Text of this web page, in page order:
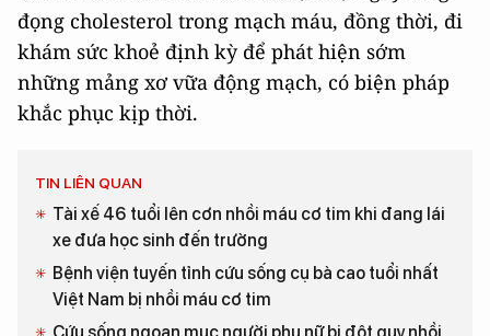
đọng cholesterol trong mạch máu, đồng thời, đi
khám sức khoẻ định kỳ để phát hiện sớm
những mảng xơ vữa động mạch, có biện pháp
khắc phục kịp thời.
TIN LIÊN QUAN
Tài xế 46 tuổi lên cơn nhồi máu cơ tim khi đang lái
xe đưa học sinh đến trường
Bệnh viện tuyến tỉnh cứu sống cụ bà cao tuổi nhất
Việt Nam bị nhồi máu cơ tim